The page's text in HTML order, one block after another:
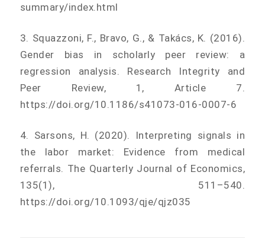
summary/index.html
3. Squazzoni, F., Bravo, G., & Takács, K. (2016).
Gender bias in scholarly peer review: a
regression analysis. Research Integrity and
Peer Review, 1, Article 7.
https://doi.org/10.1186/s41073-016-0007-6
4. Sarsons, H. (2020). Interpreting signals in
the labor market: Evidence from medical
referrals. The Quarterly Journal of Economics,
135(1), 511–540.
https://doi.org/10.1093/qje/qjz035